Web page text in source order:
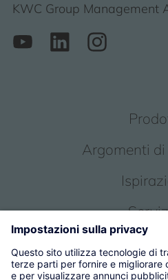
KWC Group Management
Argomenti di
Chi